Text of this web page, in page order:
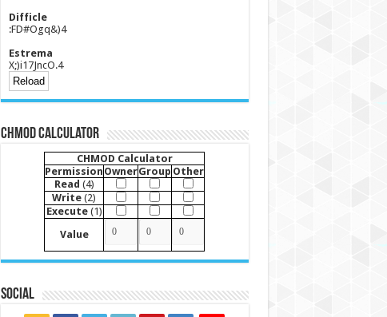
Difficle
:FD#Ogq&)4
Estrema
X;)i17JncO.4
CHMOD Calculator
CHMOD Calculator
Permission OwnerGroup Other
Read (4)
Write (2)
Execute(1)
Value
Social